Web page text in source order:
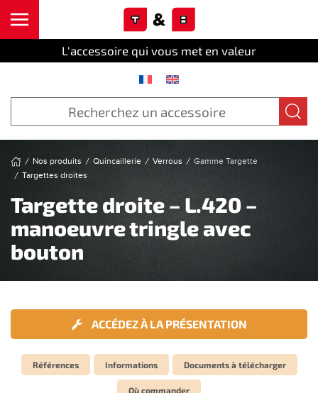
L'accessoire qui vous met en valeur
Nos produits Quincaillerie Verrous
Gamme Targette
Targettes droites
Targette droite – L.420 –
manoeuvre tringle avec
bouton
ACCÉDEZ À LA PRÉSENTATION
Références Informations Documents à télécharger
Où commander
Cookies management panel